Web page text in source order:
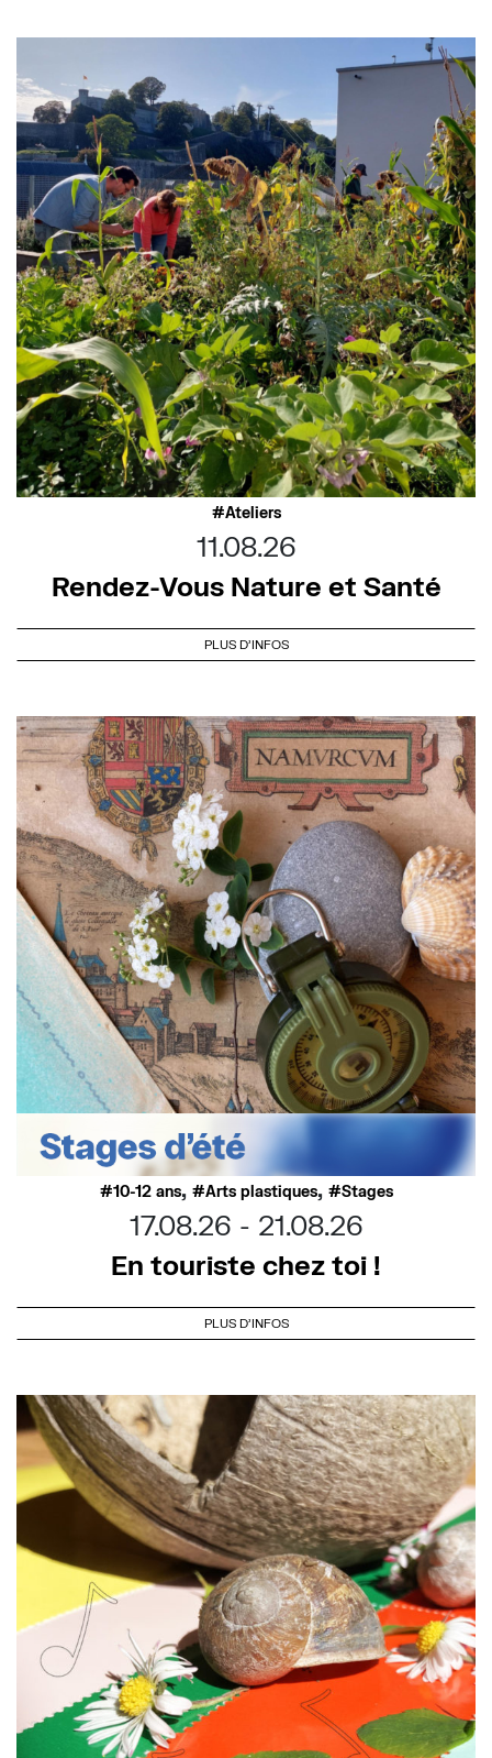
Ateliers
11.08.26
Rendez-Vous Nature et Santé
PLUS D'INFOS
10-12 ans, Arts plastiques, Stages
17.08.26
21.08.26
En touriste chez toi !
PLUS D'INFOS